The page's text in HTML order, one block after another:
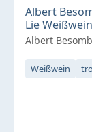
Albert
Lie
Albert
Weißwein